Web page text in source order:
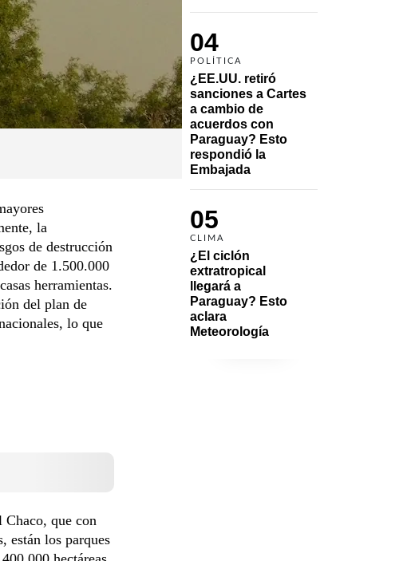
04
POLÍTICA
¿EE.UU. retiró
sanciones a Cartes
a cambio de
acuerdos con
Paraguay? Esto
respondió la
Embajada
05
CLIMA
¿El ciclón
extratropical
llegará a
Paraguay? Esto
aclara
Meteorología
la
de destrucción
de 1.500.000
herramientas.
del plan de
lo que
Chaco, que con
están los parques